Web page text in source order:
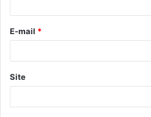
E-mail *
Site